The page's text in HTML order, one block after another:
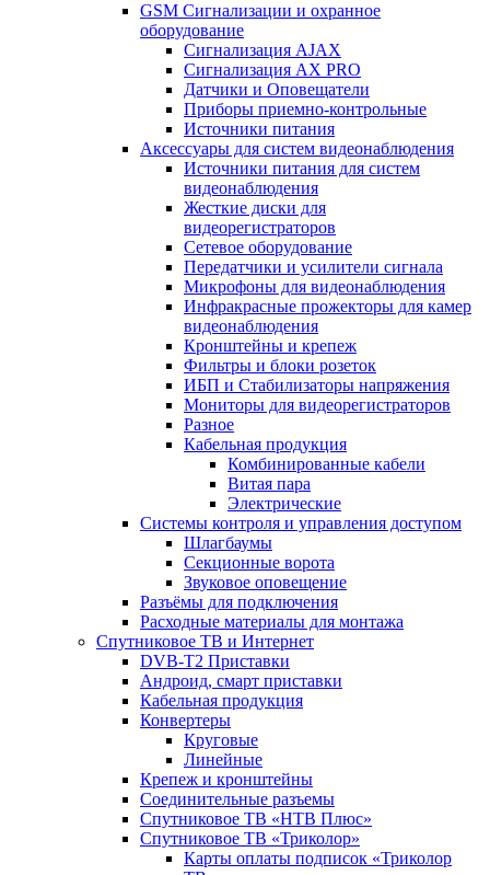
GSM Сигнализации и охранное
оборудование
Сигнализация AJAX
Сигнализация AX PRO
Датчики и Оповещатели
Приборы приемно-контрольные
Источники питания
Аксессуары для систем видеонаблюдения
Источники питания для систем
видеонаблюдения
Жесткие диски для
видеорегистраторов
Сетевое оборудование
Передатчики и усилители сигнала
Микрофоны для видеонаблюдения
Инфракрасные прожекторы для камер
видеонаблюдения
Кронштейны и крепеж
Фильтры и блоки розеток
ИБП и Стабилизаторы напряжения
Мониторы для видеорегистраторов
Разное
Кабельная продукция
Комбинированные кабели
Витая пара
Электрические
Системы контроля и управления доступом
Шлагбаумы
Секционные ворота
Звуковое оповещение
Разъёмы для подключения
Расходные материалы для монтажа
Спутниковое ТВ и Интернет
DVB-Т2 Приставки
Андроид, смарт приставки
Кабельная продукция
Конвертеры
Круговые
Линейные
Крепеж и кронштейны
Соединительные разъемы
Спутниковое ТВ «НТВ Плюс»
Спутниковое ТВ «Триколор»
Карты оплаты подписок «Триколор